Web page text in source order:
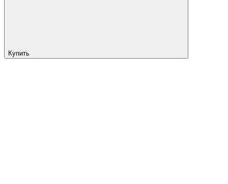
Купить